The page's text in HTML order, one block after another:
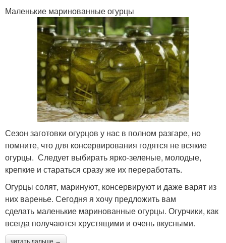
Маленькие маринованные огурцы
Сезон заготовки огурцов у нас в полном разгаре, но
помните, что для консервирования годятся не всякие
огурцы. Следует выбирать ярко-зеленые, молодые,
крепкие и стараться сразу же их переработать.
Огурцы солят, маринуют, консервируют и даже варят из
них варенье. Сегодня я хочу предложить вам
сделать маленькие маринованные огурцы. Огурчики, как
всегда получаются хрустящими и очень вкусными.
читать дальше →